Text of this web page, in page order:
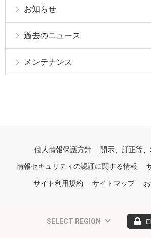
お知らせ
過去のニュース
メンテナンス
個人情報保護方針 開示、訂正等
情報セキュリティの認証に関する情報
サイト利用規約 サイトマップ
SELECT REGION